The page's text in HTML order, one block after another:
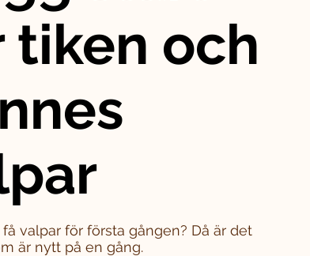
tiken och
valpar för första gången? Då är det
är nytt på en gång.